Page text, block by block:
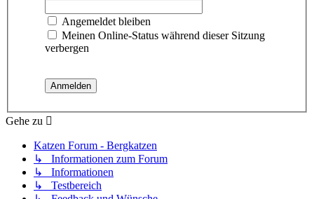
Angemeldet bleiben
Meinen Online-Status während dieser Sitzung
verbergen
Gehe zu
Katzen Forum - Bergkatzen
↳ Informationen zum Forum
↳ Informationen
↳ Testbereich